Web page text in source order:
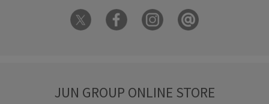
JUN GROUP ONLINE STORE